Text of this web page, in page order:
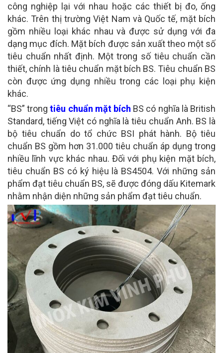
công nghiệp lại với nhau hoặc các thiết bị đo, ống
khác. Trên thị trường Việt Nam và Quốc tế, mặt bích
gồm nhiều loại khác nhau và được sử dụng với đa
dạng mục đích. Mặt bích được sản xuất theo một số
tiêu chuẩn nhất định. Một trong số tiêu chuẩn cần
thiết, chính là tiêu chuẩn mặt bích BS. Tiêu chuẩn BS
còn được ứng dụng nhiều trong các loại phụ kiện
khác.
“BS” trongtiêu chuẩn mặt bích BS có nghĩa là British
Standard, tiếng Việt có nghĩa là tiêu chuẩn Anh. BS là
bộ tiêu chuẩn do tổ chức BSI phát hành. Bộ tiêu
chuẩn BS gồm hơn 31.000 tiêu chuẩn áp dụng trong
nhiều lĩnh vực khác nhau. Đối với phụ kiện mặt bích,
tiêu chuẩn BS có ký hiệu là BS4504. Với những sản
phẩm đạt tiêu chuẩn BS, sẽ được đóng dấu Kitemark
nhằm nhận diện những sản phẩm đạt tiêu chuẩn.